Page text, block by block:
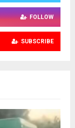
FOLLOW
SUBSCRIBE